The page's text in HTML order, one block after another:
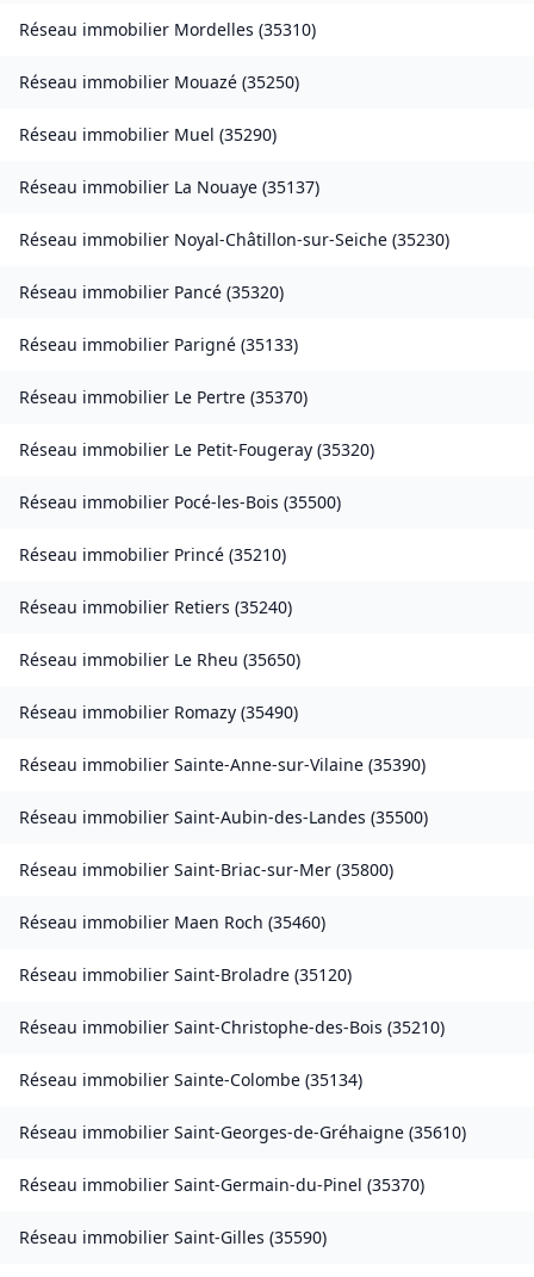
Réseau immobilier Mordelles (35310)
Réseau immobilier Mouazé (35250)
Réseau immobilier Muel (35290)
Réseau immobilier La Nouaye (35137)
Réseau immobilier Noyal-Châtillon-sur-Seiche (35230)
Réseau immobilier Pancé (35320)
Réseau immobilier Parigné (35133)
Réseau immobilier Le Pertre (35370)
Réseau immobilier Le Petit-Fougeray (35320)
Réseau immobilier Pocé-les-Bois (35500)
Réseau immobilier Princé (35210)
Réseau immobilier Retiers (35240)
Réseau immobilier Le Rheu (35650)
Réseau immobilier Romazy (35490)
Réseau immobilier Sainte-Anne-sur-Vilaine (35390)
Réseau immobilier Saint-Aubin-des-Landes (35500)
Réseau immobilier Saint-Briac-sur-Mer (35800)
Réseau immobilier Maen Roch (35460)
Réseau immobilier Saint-Broladre (35120)
Réseau immobilier Saint-Christophe-des-Bois (35210)
Réseau immobilier Sainte-Colombe (35134)
Réseau immobilier Saint-Georges-de-Gréhaigne (35610)
Réseau immobilier Saint-Germain-du-Pinel (35370)
Réseau immobilier Saint-Gilles (35590)